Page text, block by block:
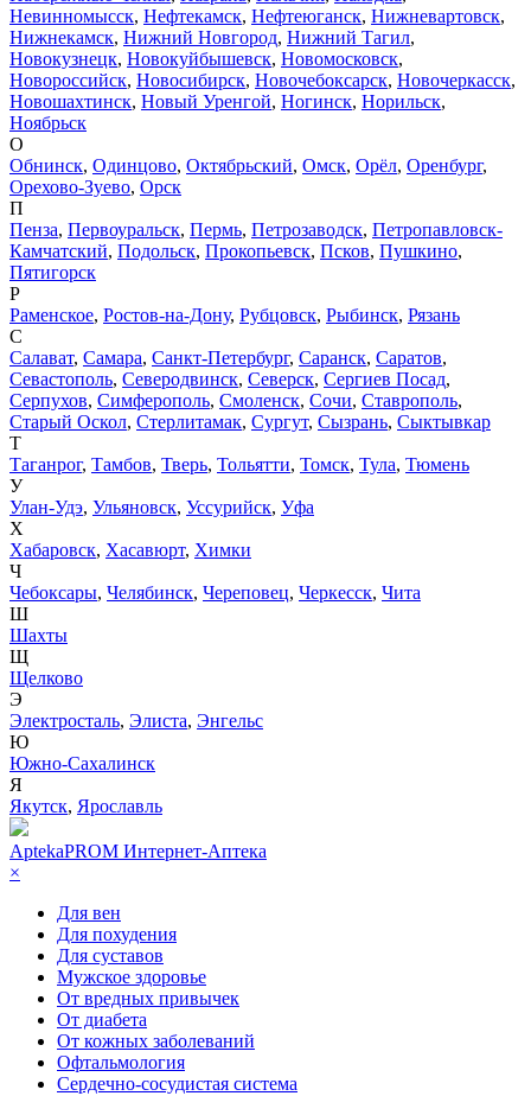
Невинномысск, Нефтекамск, Нефтеюганск, Нижневартовск,
Нижнекамск, Нижний Новгород, Нижний Тагил,
Новокузнецк, Новокуйбышевск, Новомосковск,
Новороссийск, Новосибирск, Новочебоксарск, Новочеркасск,
Новошахтинск, Новый Уренгой, Ногинск, Норильск,
Ноябрьск
О
Обнинск, Одинцово, Октябрьский, Омск, Орёл, Оренбург,
Орехово-Зуево, Орск
П
Пенза, Первоуральск, Пермь, Петрозаводск, Петропавловск-
Камчатский, Подольск, Прокопьевск, Псков, Пушкино,
Пятигорск
Р
Раменское, Ростов-на-Дону, Рубцовск, Рыбинск, Рязань
С
Салават, Самара, Санкт-Петербург, Саранск, Саратов,
Севастополь, Северодвинск, Северск, Сергиев Посад,
Серпухов, Симферополь, Смоленск, Сочи, Ставрополь,
Старый Оскол, Стерлитамак, Сургут, Сызрань, Сыктывкар
Т
Таганрог, Тамбов, Тверь, Тольятти, Томск, Тула, Тюмень
У
Улан-Удэ, Ульяновск, Уссурийск, Уфа
Х
Хабаровск, Хасавюрт, Химки
Ч
Чебоксары, Челябинск, Череповец, Черкесск, Чита
Ш
Шахты
Щ
Щелково
Э
Электросталь, Элиста, Энгельс
Ю
Южно-Сахалинск
Я
Якутск, Ярославль
AptekaPROM Интернет-Аптека
×
Для вен
Для похудения
Для суставов
Мужское здоровье
От вредных привычек
От диабета
От кожных заболеваний
Офтальмология
Сердечно-сосудистая система